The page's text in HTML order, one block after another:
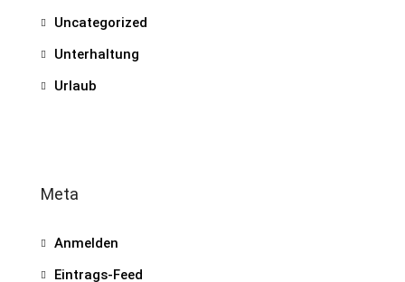
Uncategorized
Unterhaltung
Urlaub
Meta
Anmelden
Eintrags-Feed